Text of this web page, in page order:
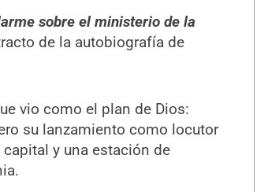
sobre el ministerio de la
de la autobiografía de
vio como el plan de Dios:
su lanzamiento como locutor
y una estación de